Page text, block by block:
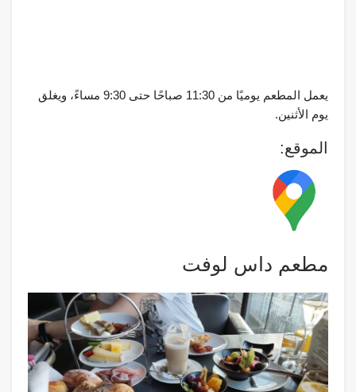
يعمل المطعم يوميًا من 11:30 صباحًا حتى 9:30 مساءً، ويغلق
يوم الأثنين.
الموقع:
مطعم داس لوفت